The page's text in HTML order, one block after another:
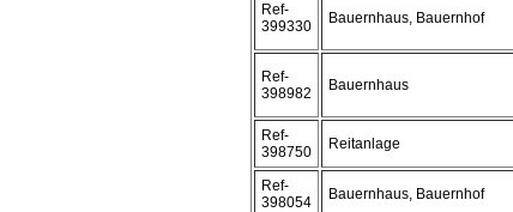
Ref-
399330
Bauernhaus, Bauernhof
Ref-
398982
Bauernhaus
Ref-
398750
Reitanlage
Ref-
398054
Bauernhaus, Bauernhof